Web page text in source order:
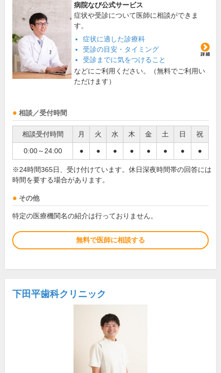
病院なび公式サービス
症状や受診について医師に相談ができま
す。
症状に適した診療科
受診の目安・タイミング
受診までに気をつけること
などにご利用ください。（無料でご利用い
ただけます）
相談／受付時間
相談受付時間 月 火 水 木 金 土 日 祝
0:00～24:00 ● ● ● ● ● ● ● ●
※24時間365日、受け付けています。休日深夜時間帯の回答には
時間を要する場合があります。
その他
特定の医療機関名の紹介は行っておりません。
無料で医師に相談する
下田平歯科クリニック